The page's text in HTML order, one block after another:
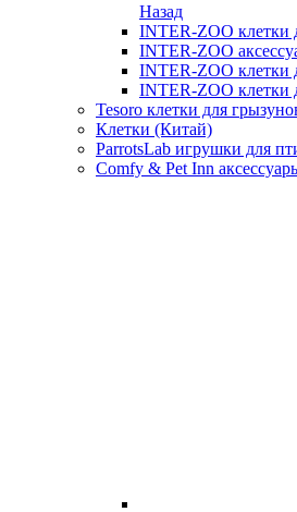
Назад
INTER-ZOO клетки
INTER-ZOO
INTER-ZOO клетки
INTER-ZOO клетки
Tesoro клетки для
Клетки (Китай)
ParrotsLab игрушки для
Comfy & Pet Inn